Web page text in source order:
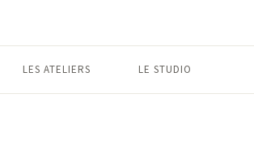
LES ATELIERS LE STUDIO